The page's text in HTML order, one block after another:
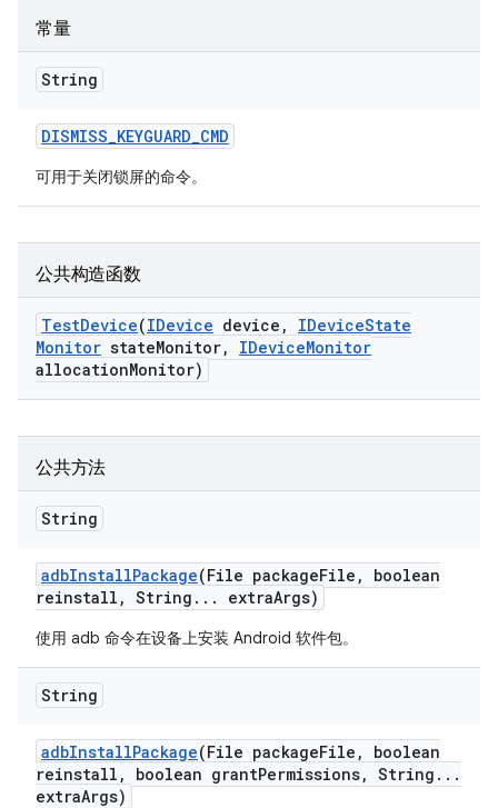
常量
String
DISMISS_KEYGUARD_CMD
可用于关闭锁屏的命令。
公共构造函数
TestDevice(IDevice device , IDeviceState
Monitor stateMonitor, IDeviceMonitor
allocationMonitor)
公共方法
String
adbInstallPackage(File packageFile ,
boolean
reinstall , String . . . extraArgs)
使用 adb 命令在设备上安装 Android 软件包。
String
adbInstallPackage(File packageFile ,
boolean
reinstall , boolean grantPermissions, String . . .
extraArgs)